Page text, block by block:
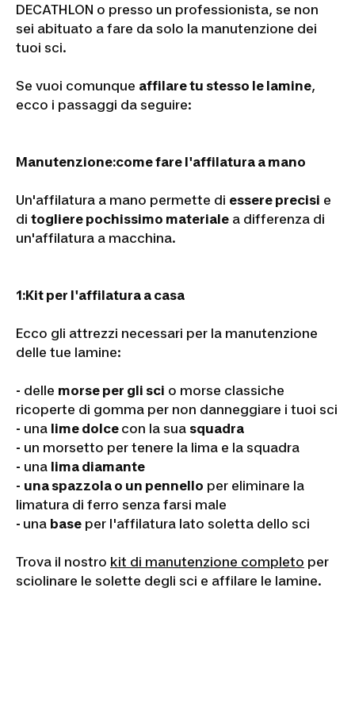
DECATHLON o presso un professionista, se non
sei abituato a fare da solo la manutenzione dei
tuoi sci.
Se vuoi comunque affilare tu stesso le lamine,
ecco i passaggi da seguire:
Manutenzione:come fare l'affilatura a mano
Un'affilatura a mano permette di essere precisi e
di togliere pochissimo materiale a differenza di
un'affilatura a macchina.
1:Kit per l'affilatura a casa
Ecco gli attrezzi necessari per la manutenzione
delle tue lamine:
- delle morse per gli sci o morse classiche
ricoperte di gomma per non danneggiare i tuoi sci
- una lime dolce con la sua squadra
- un morsetto per tenere la lima e la squadra
- una lima diamante
- una spazzola o un pennello per eliminare la
limatura di ferro senza farsi male
- una base per l'affilatura lato soletta dello sci
Trova il nostro kit di manutenzione completo per
sciolinare le solette degli sci e affilare le lamine.